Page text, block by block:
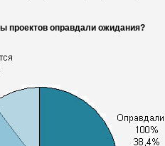
проектов оправдали ожидания?